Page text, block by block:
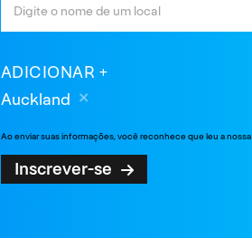
ADICIONAR
Auckland
Ao enviar suas informações, você reconhece que leu a nossa
Inscrever-se